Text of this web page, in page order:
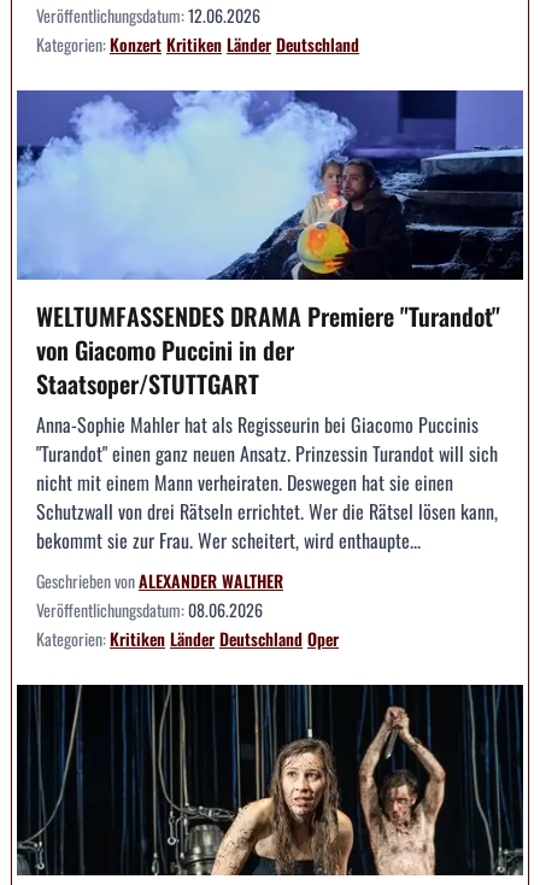
Veröffentlichungsdatum:12.06.2026
Kategorien:KonzertKritikenLänderDeutschland
WELTUMFASSENDES DRAMA Premiere "Turandot"
von Giacomo Puccini in der
Staatsoper/STUTTGART
Anna-Sophie Mahler hat als Regisseurin bei Giacomo Puccinis
"Turandot" einen ganz neuen Ansatz. Prinzessin Turandot will sich
nicht mit einem Mann verheiraten. Deswegen hat sie einen
Schutzwall von drei Rätseln errichtet. Wer die Rätsel lösen kann,
bekommt sie zur Frau. Wer scheitert, wird enthaupte...
Geschrieben vonALEXANDER WALTHER
Veröffentlichungsdatum:08.06.2026
Kategorien:KritikenLänderDeutschlandOper